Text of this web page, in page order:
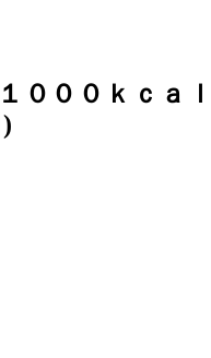
０００ｋｃ